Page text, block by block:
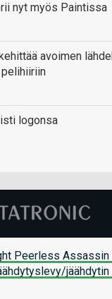
nyt myös Paintissa
avoimen
logonsa
Peerless Assassin
jäähdytin